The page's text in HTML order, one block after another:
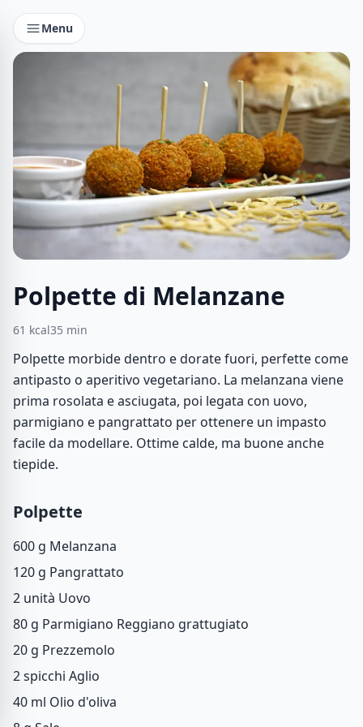
Menu
Polpette di Melanzane
61 kcal35 min
Polpette morbide dentro e dorate fuori, perfette come
antipasto o aperitivo vegetariano. La melanzana viene
prima rosolata e asciugata, poi legata con uovo,
parmigiano e pangrattato per ottenere un impasto
facile da modellare. Ottime calde, ma buone anche
tiepide.
Polpette
600 g Melanzana
120 g Pangrattato
2 unità Uovo
80 g Parmigiano Reggiano grattugiato
20 g Prezzemolo
2 spicchi Aglio
40 ml Olio d'oliva